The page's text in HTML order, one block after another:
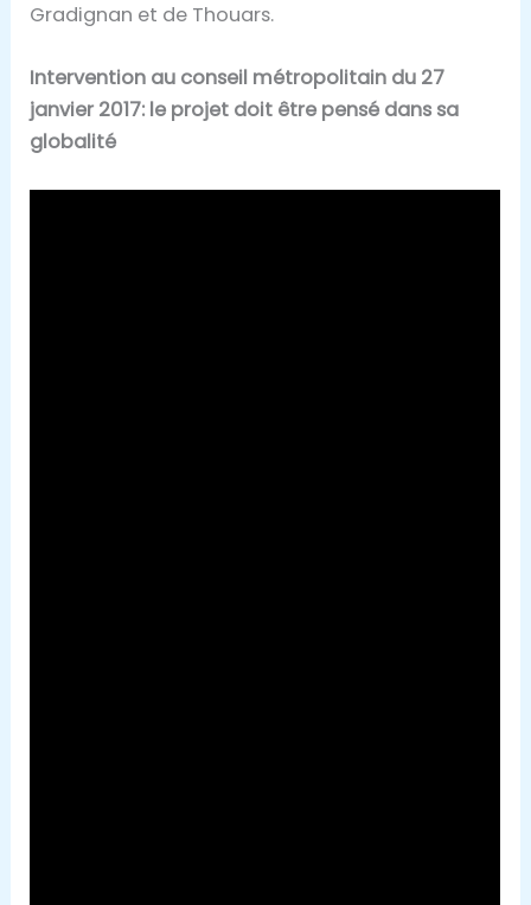
Gradignan et de Thouars.
Intervention au conseil métropolitain du 27
janvier 2017: le projet doit être pensé dans sa
globalité